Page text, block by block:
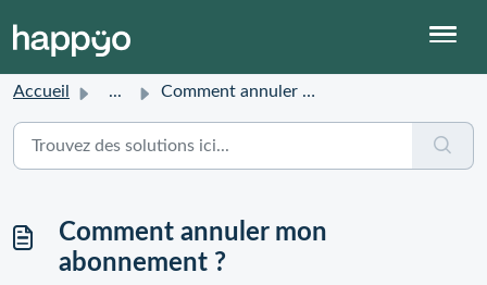
Accueil ... Comment annuler mon abonnement ?
Comment annuler mon
abonnement ?